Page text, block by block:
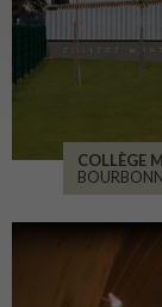
COLLÈGE